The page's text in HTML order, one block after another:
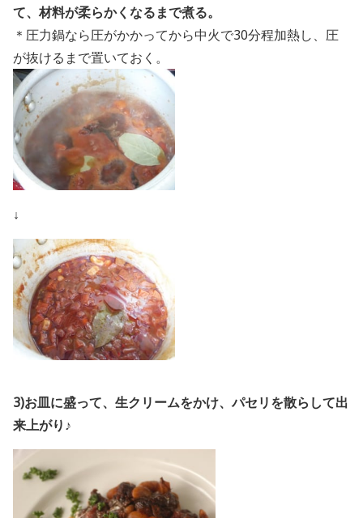
て、材料が柔らかくなるまで煮る。
＊圧力鍋なら圧がかかってから中火で30分程加熱し、圧
が抜けるまで置いておく。
↓
3)お皿に盛って、生クリームをかけ、パセリを散らして出
来上がり♪